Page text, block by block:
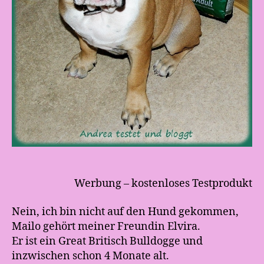
Werbung – kostenloses Testprodukt
Nein, ich bin nicht auf den Hund gekommen,
Mailo gehört meiner Freundin Elvira.
Er ist ein Great Britisch Bulldogge und
inzwischen schon 4 Monate alt.